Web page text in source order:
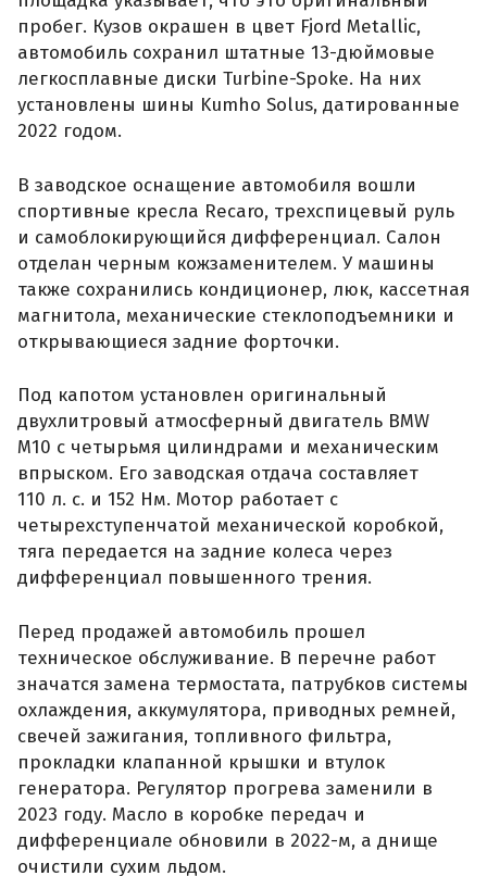
пробег. Кузов окрашен в цвет Fjord Metallic,
автомобиль сохранил штатные 13-дюймовые
легкосплавные диски Turbine-Spoke. На них
установлены шины Kumho Solus, датированные
2022 годом.
В заводское оснащение автомобиля вошли
спортивные кресла Recaro, трехспицевый руль
и самоблокирующийся дифференциал. Салон
отделан черным кожзаменителем. У машины
также сохранились кондиционер, люк, кассетная
магнитола, механические стеклоподъемники и
открывающиеся задние форточки.
Под капотом установлен оригинальный
двухлитровый атмосферный двигатель BMW
M10 с четырьмя цилиндрами и механическим
впрыском. Его заводская отдача составляет
110 л. с. и 152 Нм. Мотор работает с
четырехступенчатой механической коробкой,
тяга передается на задние колеса через
дифференциал повышенного трения.
Перед продажей автомобиль прошел
техническое обслуживание. В перечне работ
значатся замена термостата, патрубков системы
охлаждения, аккумулятора, приводных ремней,
свечей зажигания, топливного фильтра,
прокладки клапанной крышки и втулок
генератора. Регулятор прогрева заменили в
2023 году. Масло в коробке передач и
дифференциале обновили в 2022-м, а днище
очистили сухим льдом.